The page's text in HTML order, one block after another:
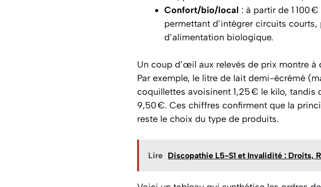
Confort/bio/local : à partir de 1 100
permettant d’intégrer circuits
d’alimentation biologique.
Un coup d’œil aux relevés de prix montre
Par exemple, le litre de lait demi-écrémé
coquillettes avoisinent 1,25 € le kilo, tandis
9,50 €. Ces chiffres confirment que la
reste le choix du type de produits.
Lire Discopathie L5-S1 et Invalidité : Droits,